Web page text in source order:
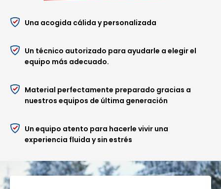
Una acogida cálida y personalizada
Un técnico autorizado para ayudarle a elegir el
equipo más adecuado.
Material perfectamente preparado gracias a
nuestros equipos de última generación
Un equipo atento para hacerle vivir una
experiencia fluida y sin estrés